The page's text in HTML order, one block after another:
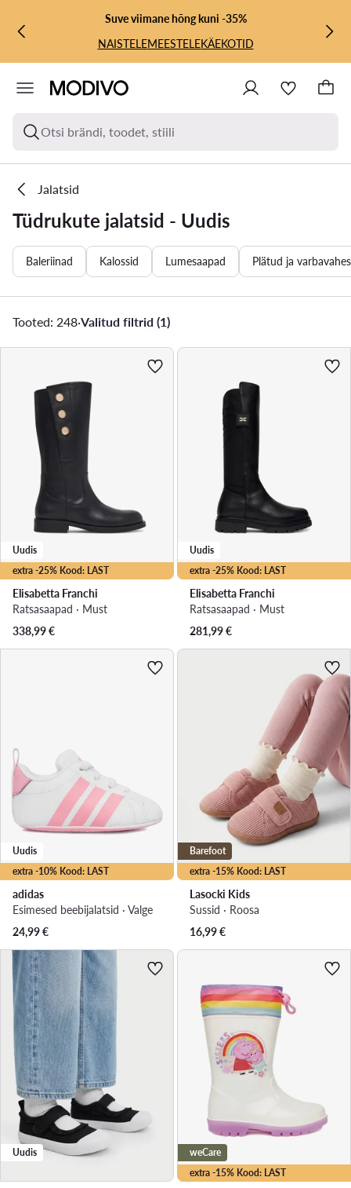
LIIGU PÕHISISU JUURDE
MINE OTSINGUSSESuve viimane hõng kuni -35%
NAISTELEMEESTELEKÄEKOTID
Otsi brändi, toodet, stiili
Jalatsid
Tüdrukute jalatsid - Uudis
Baleriinad Kalossid Lumesaapad Plätud ja
Tooted: 248·Valitud filtrid (1)
extra -25% Kood: LAST
Uudis
Elisabetta Franchi
Ratsasaapad · Must
338,99€
extra -25% Kood: LAST
Uudis
Elisabetta Franchi
Ratsasaapad · Must
281,99€
extra -10% Kood: LAST
Uudis
adidas
Esimesed beebijalatsid · Valge
24,99€
extra -15% Kood: LAST
Barefoot
Lasocki Kids
Sussid · Roosa
16,99€
Uudis
extra -15% Kood: LAST
weCare